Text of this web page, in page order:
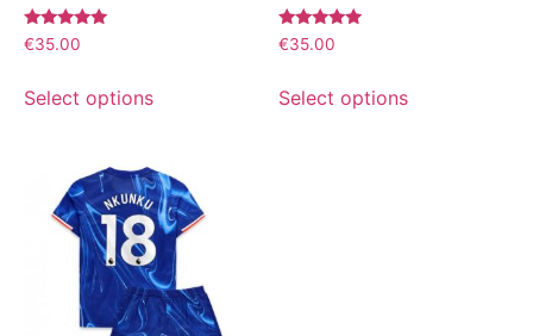
Bewertet
mit
€35.00
Select options
Bewertet
mit
€35.00
Select options